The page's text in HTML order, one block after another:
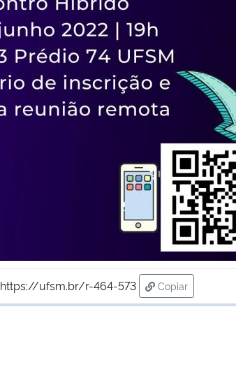
https://ufsm.br/r-464-573
Copiar
para área de